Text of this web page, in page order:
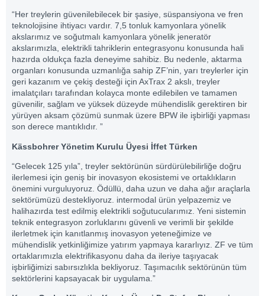
“Her treylerin güvenilebilecek bir şasiye, süspansiyona ve fren
teknolojisine ihtiyacı vardır. 7,5 tonluk kamyonlara yönelik
akslarımız ve soğutmalı kamyonlara yönelik jeneratör
akslarımızla, elektrikli tahriklerin entegrasyonu konusunda hali
hazırda oldukça fazla deneyime sahibiz. Bu nedenle, aktarma
organları konusunda uzmanlığa sahip ZF’nin, yarı treylerler için
geri kazanım ve çekiş desteği için AxTrax 2 akslı, treyler
imalatçıları tarafından kolayca monte edilebilen ve tamamen
güvenilir, sağlam ve yüksek düzeyde mühendislik gerektiren bir
yürüyen aksam çözümü sunmak üzere BPW ile işbirliği yapması
son derece mantıklıdır. ”
Kässbohrer Yönetim Kurulu Üyesi İffet Türken
“Gelecek 125 yıla”, treyler sektörünün sürdürülebilirliğe doğru
ilerlemesi için geniş bir inovasyon ekosistemi ve ortaklıkların
önemini vurguluyoruz. Ödüllü, daha uzun ve daha ağır araçlarla
sektörümüzü destekliyoruz. intermodal ürün yelpazemiz ve
halihazırda test edilmiş elektrikli soğutucularımız. Yeni sistemin
teknik entegrasyon zorluklarını güvenli ve verimli bir şekilde
ilerletmek için kanıtlanmış inovasyon yeteneğimize ve
mühendislik yetkinliğimize yatırım yapmaya kararlıyız. ZF ve tüm
ortaklarımızla elektrifikasyonu daha da ileriye taşıyacak
işbirliğimizi sabırsızlıkla bekliyoruz. Taşımacılık sektörünün tüm
sektörlerini kapsayacak bir uygulama.”